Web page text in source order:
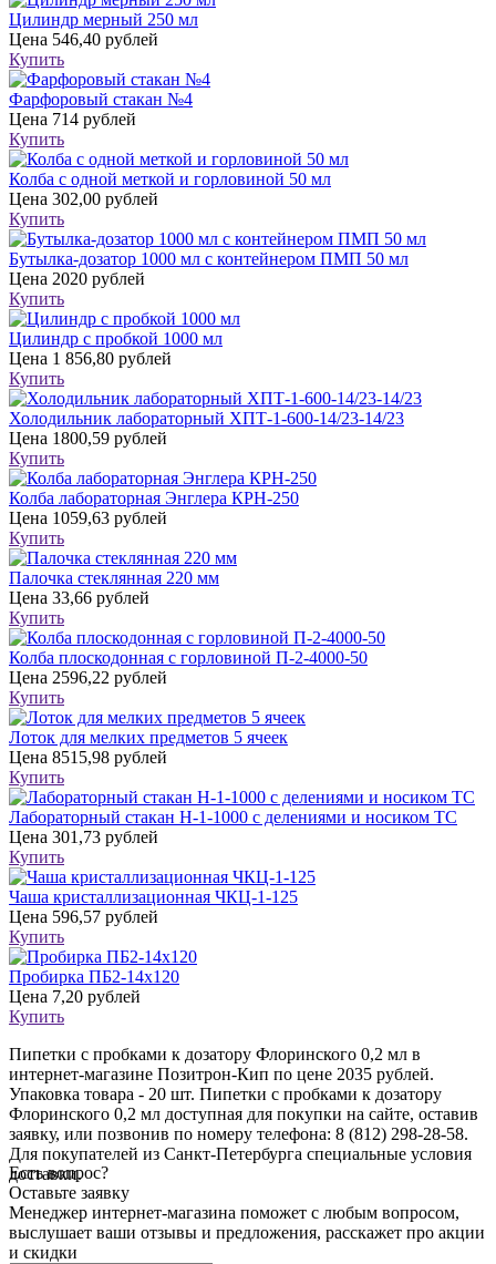
Цилиндр мерный 250 мл
Цена 546,40 рублей
Купить
Фарфоровый стакан №4
Цена 714 рублей
Купить
Колба с одной меткой и горловиной 50 мл
Цена 302,00 рублей
Купить
Бутылка-дозатор 1000 мл с контейнером ПМП 50 мл
Цена 2020 рублей
Купить
Цилиндр с пробкой 1000 мл
Цена 1 856,80 рублей
Купить
Холодильник лабораторный ХПТ-1-600-14/23-14/23
Цена 1800,59 рублей
Купить
Колба лабораторная Энглера КРН-250
Цена 1059,63 рублей
Купить
Палочка стеклянная 220 мм
Цена 33,66 рублей
Купить
Колба плоскодонная с горловиной П-2-4000-50
Цена 2596,22 рублей
Купить
Лоток для мелких предметов 5 ячеек
Цена 8515,98 рублей
Купить
Лабораторный стакан Н-1-1000 с делениями и носиком ТС
Цена 301,73 рублей
Купить
Чаша кристаллизационная ЧКЦ-1-125
Цена 596,57 рублей
Купить
Пробирка ПБ2-14х120
Цена 7,20 рублей
Купить
Пипетки с пробками к дозатору Флоринского 0,2 мл в
интернет-магазине Позитрон-Кип по цене 2035 рублей.
Упаковка товара - 20 шт. Пипетки с пробками к дозатору
Флоринского 0,2 мл доступная для покупки на сайте, оставив
заявку, или позвонив по номеру телефона: 8 (812) 298-28-58.
Для покупателей из Санкт-Петербурга специальные условия
доставки.
Есть вопрос?
Оставьте заявку
Менеджер интернет-магазина поможет с любым вопросом,
выслушает ваши отзывы и предложения, расскажет про акции
и скидки